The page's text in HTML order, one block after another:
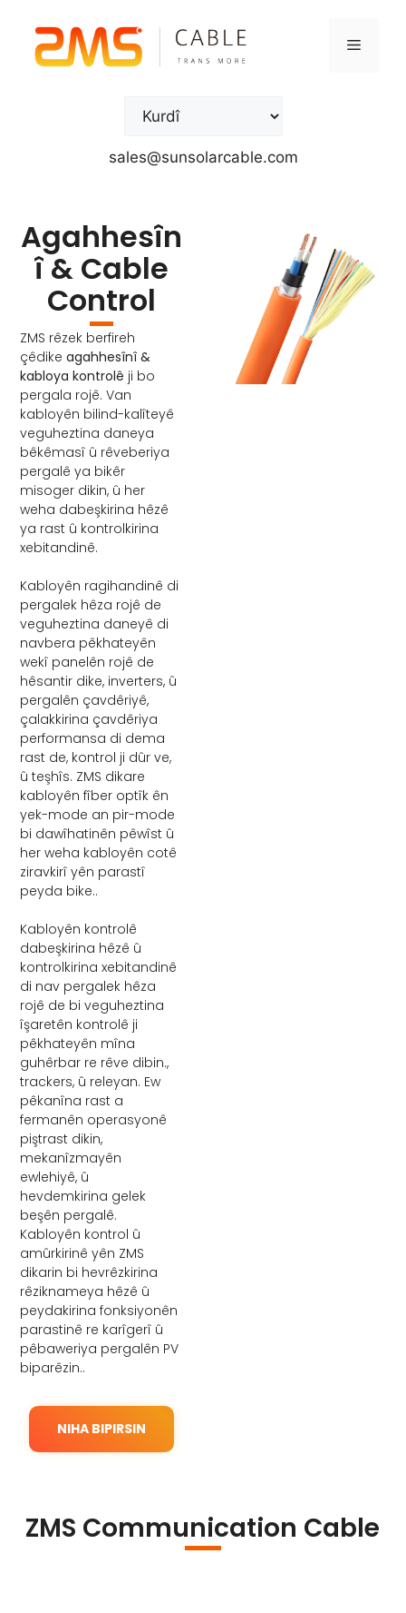
sales@sunsolarcable.com
Agahhesîn
î & Cable
Control
ZMS rêzek berfireh
çêdikeagahhesînî &
kabloya kontrolê ji bo
pergala rojê. Van
kabloyên bilind-kalîteyê
veguheztina daneya
bêkêmasî û rêveberiya
pergalê ya bikêr
misoger dikin, û her
weha dabeşkirina hêzê
ya rast û kontrolkirina
xebitandinê.
Kabloyên ragihandinê di
pergalek hêza rojê de
veguheztina daneyê di
navbera pêkhateyên
wekî panelên rojê de
hêsantir dike, inverters, û
pergalên çavdêriyê,
çalakkirina çavdêriya
performansa di dema
rast de, kontrol ji dûr ve,
û teşhîs. ZMS dikare
kabloyên fîber optîk ên
yek-mode an pir-mode
bi dawîhatinên pêwîst û
her weha kabloyên cotê
ziravkirî yên parastî
peyda bike..
Kabloyên kontrolê
dabeşkirina hêzê û
kontrolkirina xebitandinê
di nav pergalek hêza
rojê de bi veguheztina
îşaretên kontrolê ji
pêkhateyên mîna
guhêrbar re rêve dibin.,
trackers, û releyan. Ew
pêkanîna rast a
fermanên operasyonê
piştrast dikin,
mekanîzmayên
ewlehiyê, û
hevdemkirina gelek
beşên pergalê.
Kabloyên kontrol û
amûrkirinê yên ZMS
dikarin bi hevrêzkirina
rêziknameya hêzê û
peydakirina fonksiyonên
parastinê re karîgerî û
pêbaweriya pergalên PV
biparêzin..
NIHA BIPIRSIN
ZMS Communication Cable